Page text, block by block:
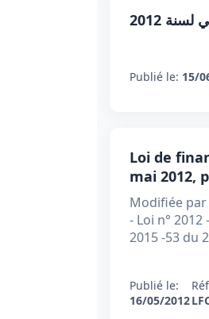
Publié le: 15/
Loi de
mai 2012,
Modifiée par
- Loi n°
2015 -53 du
Publié le:
16/05/2012